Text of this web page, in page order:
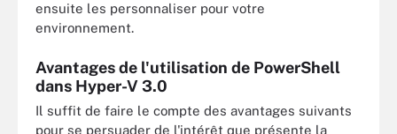
ensuite les personnaliser pour votre
environnement.
Avantages de l'utilisation de PowerShell
dans Hyper-V 3.0
Il suffit de faire le compte des avantages suivants
pour se persuader de l'intérêt que présente la